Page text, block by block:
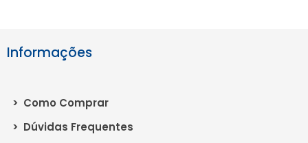
Informações
> Como Comprar
> Dúvidas Frequentes